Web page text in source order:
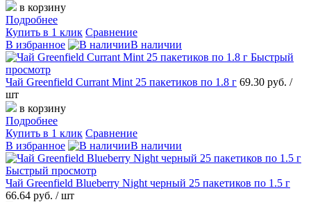
в корзину
Подробнее
Купить в 1 клик Сравнение
В избранное
В наличии
Быстрый
просмотр
Чай Greenfield Currant Mint 25 пакетиков по 1.8 г 69.30 руб. /
шт
в корзину
Подробнее
Купить в 1 клик Сравнение
В избранное
В наличии
Быстрый просмотр
Чай Greenfield Blueberry Night черный 25 пакетиков по 1.5 г
66.64 руб. / шт